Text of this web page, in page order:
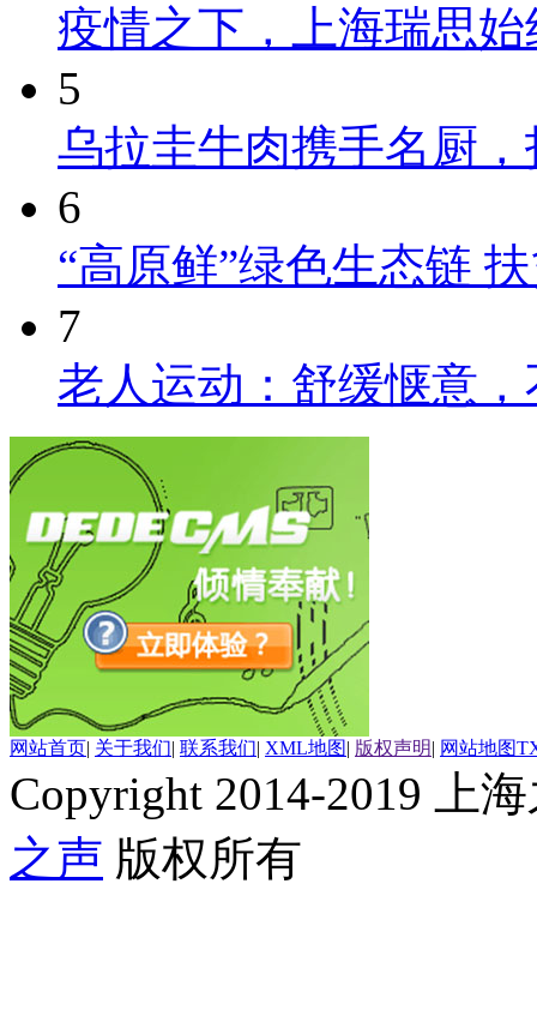
疫情之下，上海瑞思
5
乌拉圭牛肉携手名厨
6
“高原鲜”绿色生态链
7
老人运动：舒缓惬意
网站首页| 关于我们| 联系我们| XML地图| 版权声明| 网站地图
Copyright 2014-2019 上
之声 版权所有